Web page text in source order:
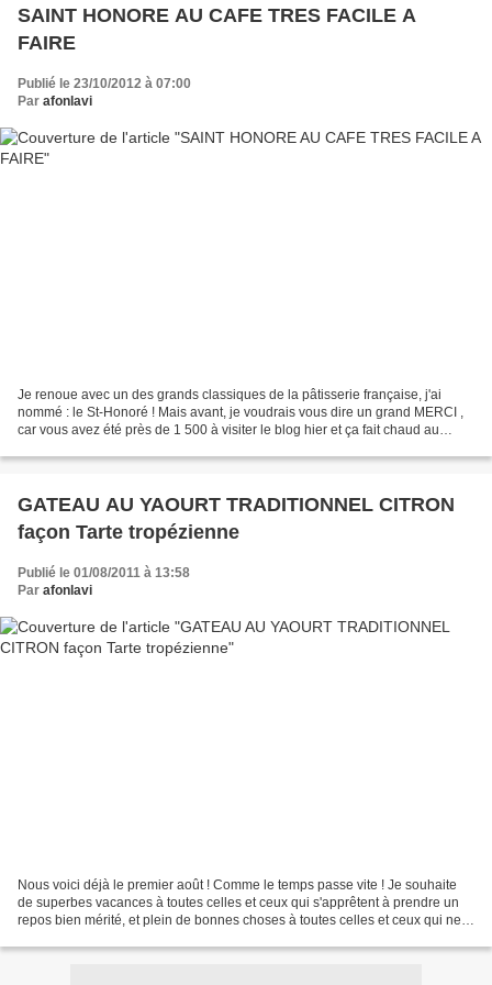
SAINT HONORE AU CAFE TRES FACILE A
FAIRE
Publié le 23/10/2012 à 07:00
Par afonlavi
Je renoue avec un des grands classiques de la pâtisserie française, j'ai
nommé : le St-Honoré ! Mais avant, je voudrais vous dire un grand MERCI ,
car vous avez été près de 1 500 à visiter le blog hier et ça fait chaud au
GATEAU AU YAOURT TRADITIONNEL CITRON
façon Tarte tropézienne
Publié le 01/08/2011 à 13:58
Par afonlavi
Nous voici déjà le premier août ! Comme le temps passe vite ! Je souhaite
de superbes vacances à toutes celles et ceux qui s'apprêtent à prendre un
repos bien mérité, et plein de bonnes choses à toutes celles et ceux qui ne